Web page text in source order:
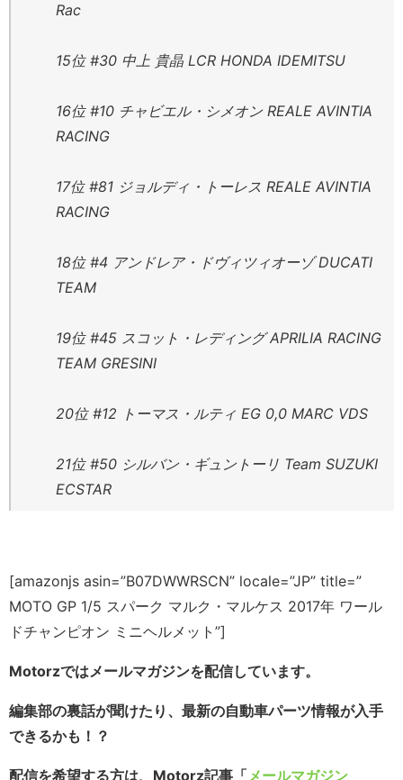
Rac
15位 #30 中上 貴晶 LCR HONDA IDEMITSU
16位 #10 チャビエル・シメオン REALE AVINTIA
RACING
17位 #81 ジョルディ・トーレス REALE AVINTIA
RACING
18位 #4 アンドレア・ドヴィツィオーゾ DUCATI
TEAM
19位 #45 スコット・レディング APRILIA RACING
TEAM GRESINI
20位 #12 トーマス・ルティ EG 0,0 MARC VDS
21位 #50 シルバン・ギュントーリ Team SUZUKI
ECSTAR
[amazonjs asin=”B07DWWRSCN” locale=”JP” title=”
MOTO GP 1/5 スパーク マルク・マルケス 2017年 ワール
ドチャンピオン ミニヘルメット”]
Motorzではメールマガジンを配信しています。
編集部の裏話が聞けたり、最新の自動車パーツ情報が入手
できるかも！？
配信を希望する方は、Motorz記事「 メールマガジン